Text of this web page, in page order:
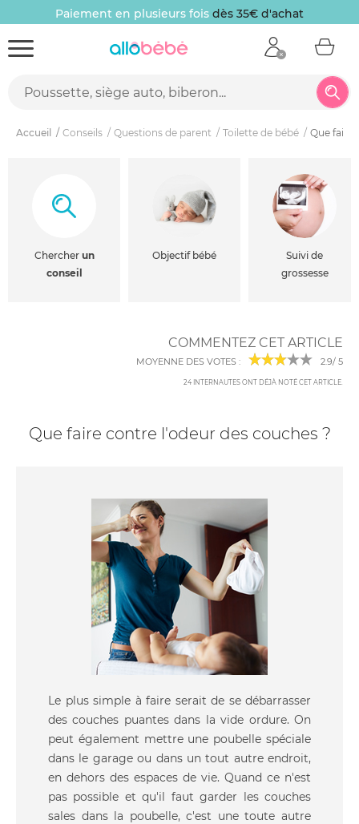
Paiement en plusieurs fois dès 35€ d'achat
Accueil Conseils Questions de parent Toilette de bébé Que faire
Chercher un
conseil
Objectif bébé
Suivi de
grossesse
COMMENTEZ CET ARTICLE
MOYENNE DES VOTES : 2.9/ 5
24 INTERNAUTES ONT DÉJÀ NOTÉ CET ARTICLE.
Que faire contre l'odeur des couches ?
Le plus simple à faire serait de se débarrasser
des couches puantes dans la vide ordure. On
peut également mettre une poubelle spéciale
dans le garage ou dans un tout autre endroit,
en dehors des espaces de vie. Quand ce n'est
pas possible et qu'il faut garder les couches
sales dans la poubelle, c'est une toute autre